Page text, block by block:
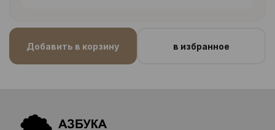
Добавить в корзину в избранное